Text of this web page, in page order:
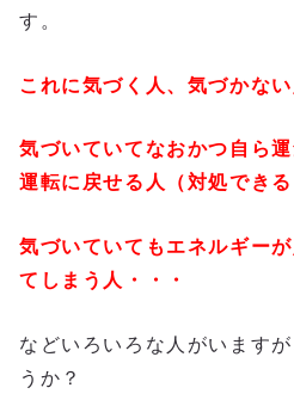
す。
これに気づく人、気づかない
気づいていてなおかつ自ら
運転に戻せる人（対処できる
気づいていてもエネルギー
てしまう人・・・
などいろいろな人がいます
うか？